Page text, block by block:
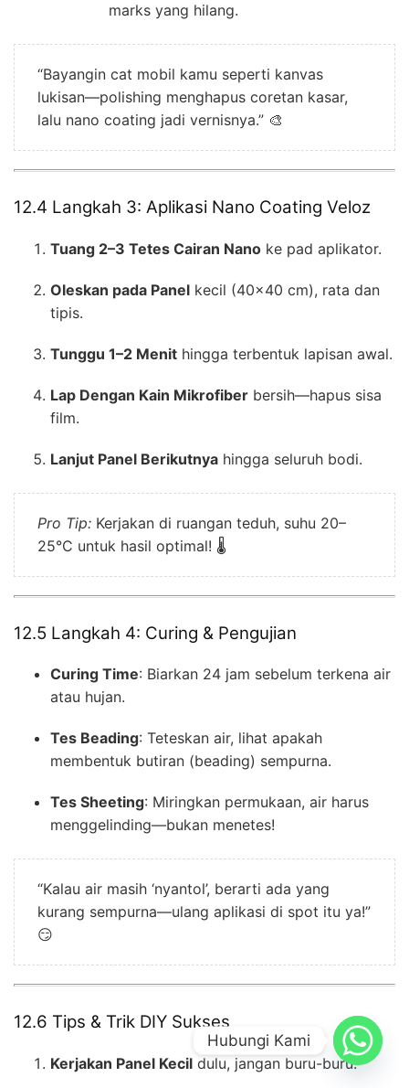
marks yang hilang.
“Bayangin cat mobil kamu seperti kanvas
lukisan—polishing menghapus coretan kasar,
lalu nano coating jadi vernisnya.” 🎨
12.4 Langkah 3: Aplikasi Nano Coating Veloz
Tuang 2–3 Tetes Cairan Nano ke pad aplikator.
Oleskan pada Panel kecil (40×40 cm), rata dan
tipis.
Tunggu 1–2 Menit hingga terbentuk lapisan awal.
Lap Dengan Kain Mikrofiber bersih—hapus sisa
film.
Lanjut Panel Berikutnya hingga seluruh bodi.
Pro Tip: Kerjakan di ruangan teduh, suhu 20–
25°C untuk hasil optimal! 🌡️
12.5 Langkah 4: Curing & Pengujian
Curing Time: Biarkan 24 jam sebelum terkena air
atau hujan.
Tes Beading: Teteskan air, lihat apakah
membentuk butiran (beading) sempurna.
Tes Sheeting: Miringkan permukaan, air harus
menggelinding—bukan menetes!
“Kalau air masih ‘nyantol’, berarti ada yang
kurang sempurna—ulang aplikasi di spot itu ya!”
😏
12.6 Tips & Trik DIY Sukses
Kerjakan Panel Kecil dulu, jangan buru-buru.
Hubungi Kami